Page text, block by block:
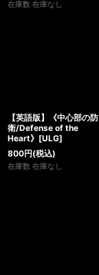
在庫数 在庫なし
【英語版】《中心部の防
衛/Defense of the
Heart》[ULG]
800円(税込)
在庫数 在庫なし